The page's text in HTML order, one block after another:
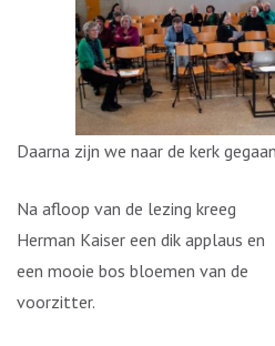
Daarna zijn we naar de kerk
Na afloop van de lezing kreeg
Herman Kaiser een dik applaus en
een mooie bos bloemen van de
voorzitter.